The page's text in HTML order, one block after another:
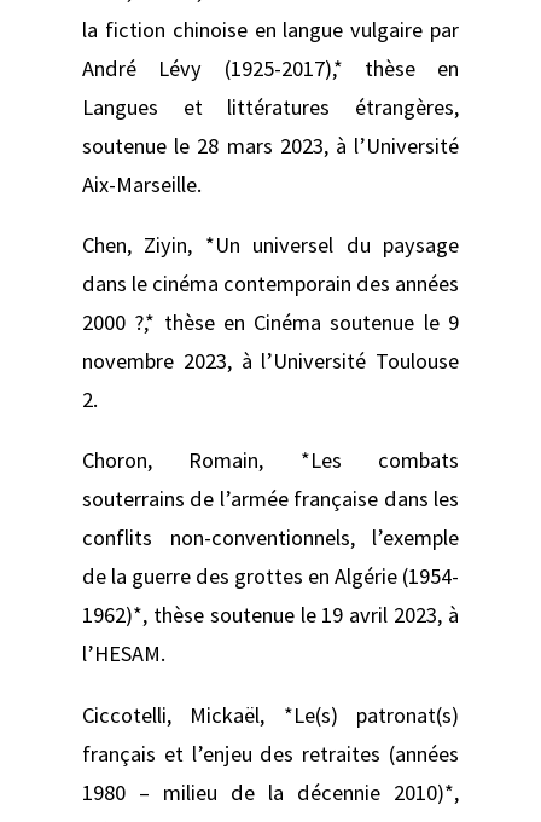
la fiction chinoise en langue vulgaire par
André Lévy (1925-2017),* thèse en
Langues et littératures étrangères,
soutenue le 28 mars 2023, à l’Université
Aix-Marseille.
Chen, Ziyin, *Un universel du paysage
dans le cinéma contemporain des années
2000 ?,* thèse en Cinéma soutenue le 9
novembre 2023, à l’Université Toulouse
2.
Choron, Romain, *Les combats
souterrains de l’armée française dans les
conflits non-conventionnels, l’exemple
de la guerre des grottes en Algérie (1954-
1962)*, thèse soutenue le 19 avril 2023, à
l’HESAM.
Ciccotelli, Mickaël, *Le(s) patronat(s)
français et l’enjeu des retraites (années
1980 – milieu de la décennie 2010)*,